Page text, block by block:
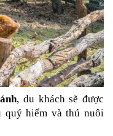
, du khách sẽ được
hiếm và thú nuôi